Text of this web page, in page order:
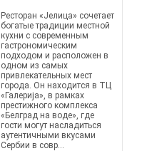
Ресторан «Јелица» сочетает
богатые традиции местной
кухни с современным
гастрономическим
подходом и расположен в
одном из самых
привлекательных мест
города. Он находится в ТЦ
«Галерија», в рамках
престижного комплекса
«Белград на воде», где
гости могут насладиться
аутентичными вкусами
Сербии в совр...